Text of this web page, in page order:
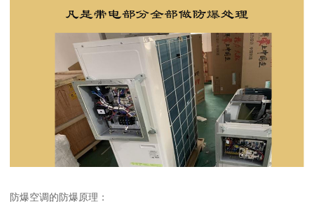
防爆空调的防爆原理：